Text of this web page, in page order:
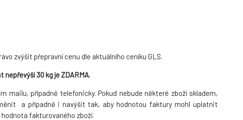
zvýšit přepravní cenu dle aktuálního ceníku GLS.
30 kg je ZDARMA.
mailu, případně telefonicky. Pokud nebude některé zboží skladem,
a případně i navýšit tak, aby hodnotou faktury mohl uplatnit
hodnota fakturovaného zboží.